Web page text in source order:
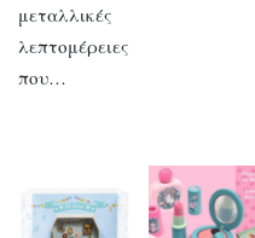
μεταλλικές
λεπτομέρειες
που…